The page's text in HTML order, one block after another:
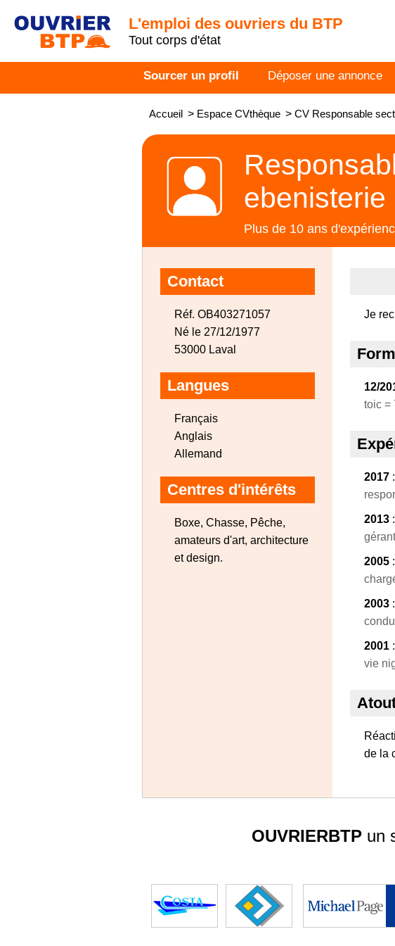
L'emploi des ouvriers du BTP
Tout corps d'état
Sourcer un profil Déposer une annonce
Accueil > Espace CVthèque > CV Responsable
ebenisterie
Plus de 10 ans
Contact
Réf. OB403271057
Né le 27/12/1977
53000 Laval
Langues
Français
Anglais
Allemand
Centres d'intérêts
Boxe, Chasse, Pêche,
amateurs d'art, architecture
et design.
Je
12/
toic =
2017
2013
2005
2003 :
2001
vie
de la
OUVRIERBTP un